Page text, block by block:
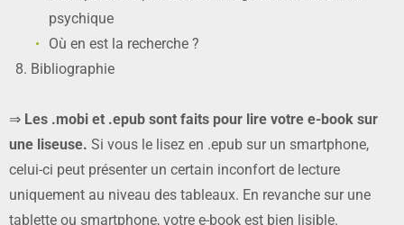
psychique
Où en est la recherche ?
Bibliographie
⇒ Les .mobi et .epub sont faits pour lire votre e-book sur
une liseuse. Si vous le lisez en .epub sur un smartphone,
celui-ci peut présenter un certain inconfort de lecture
uniquement au niveau des tableaux. En revanche sur une
tablette ou smartphone, votre e-book est bien lisible.